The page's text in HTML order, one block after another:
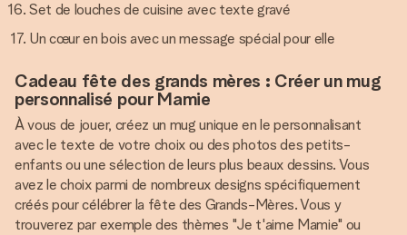
Set de louches de cuisine avec texte gravé
Un cœur en bois avec un message spécial pour elle
Cadeau fête des grands mères : Créer un mug
personnalisé pour Mamie
À vous de jouer, créez un mug unique en le personnalisant
avec le texte de votre choix ou des photos des petits-
enfants ou une sélection de leurs plus beaux dessins. Vous
avez le choix parmi de nombreux designs spécifiquement
créés pour célébrer la fête des Grands-Mères. Vous y
trouverez par exemple des thèmes "Je t'aime Mamie" ou